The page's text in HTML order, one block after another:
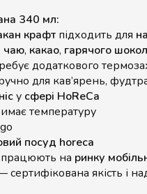
340 мл:
крафт підходить для
чаю, какао, гарячого
додаткового
для кав’ярень,
у сфері HoReCa
температуру
посуд horeca
працюють на ринку
сертифікована якість і